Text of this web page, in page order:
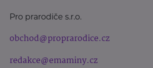
Pro prarodiče s.r.o.
obchod@proprarodice.cz
redakce@emaminy.cz